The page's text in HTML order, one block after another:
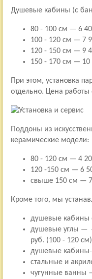
Душевые кабины (с
80 - 100 см — 6
100 - 120 см — 7
120 - 150 см — 9
150 - 170 см — 10
При этом, установка
отдельно. Цена работы
Поддоны из
керамические модели:
80 - 120 см — 4
120 -150 см — 6
свыше 150 см — 7
Кроме того, мы
душевые кабины
душевые углы —
руб. (100 - 120
душевые
стальные и
чугунные ванны